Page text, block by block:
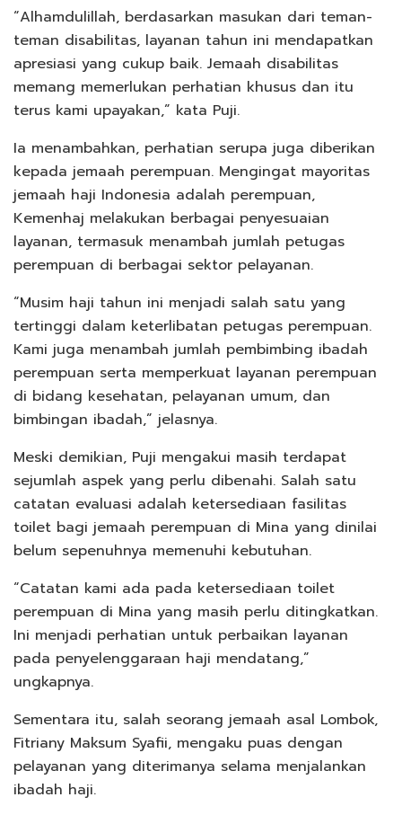
“Alhamdulillah, berdasarkan masukan dari teman-
teman disabilitas, layanan tahun ini mendapatkan
apresiasi yang cukup baik. Jemaah disabilitas
memang memerlukan perhatian khusus dan itu
terus kami upayakan,” kata Puji.
Ia menambahkan, perhatian serupa juga diberikan
kepada jemaah perempuan. Mengingat mayoritas
jemaah haji Indonesia adalah perempuan,
Kemenhaj melakukan berbagai penyesuaian
layanan, termasuk menambah jumlah petugas
perempuan di berbagai sektor pelayanan.
“Musim haji tahun ini menjadi salah satu yang
tertinggi dalam keterlibatan petugas perempuan.
Kami juga menambah jumlah pembimbing ibadah
perempuan serta memperkuat layanan perempuan
di bidang kesehatan, pelayanan umum, dan
bimbingan ibadah,” jelasnya.
Meski demikian, Puji mengakui masih terdapat
sejumlah aspek yang perlu dibenahi. Salah satu
catatan evaluasi adalah ketersediaan fasilitas
toilet bagi jemaah perempuan di Mina yang dinilai
belum sepenuhnya memenuhi kebutuhan.
“Catatan kami ada pada ketersediaan toilet
perempuan di Mina yang masih perlu ditingkatkan.
Ini menjadi perhatian untuk perbaikan layanan
pada penyelenggaraan haji mendatang,”
ungkapnya.
Sementara itu, salah seorang jemaah asal Lombok,
Fitriany Maksum Syafii, mengaku puas dengan
pelayanan yang diterimanya selama menjalankan
ibadah haji.